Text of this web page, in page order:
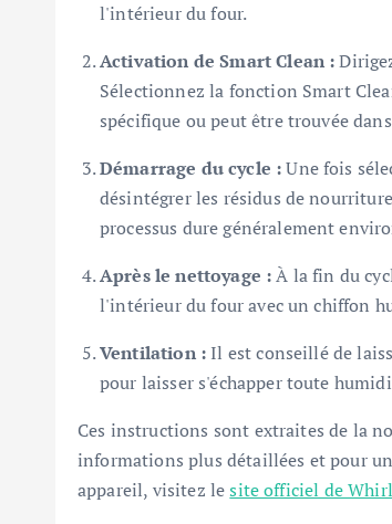
l'intérieur du four.
Activation de Smart Clean :
Sélectionnez la fonction Smart
spécifique ou peut être trouvée
Démarrage du cycle :Une fois
désintégrer les résidus de
processus dure généralement
Après le nettoyage :À la fin du
l'intérieur du four avec un chiffon
Ventilation : Il est conseillé de
pour laisser s'échapper toute
Ces instructions sont extraites de la
informations plus détaillées et pour
appareil, visitez lesite officiel de